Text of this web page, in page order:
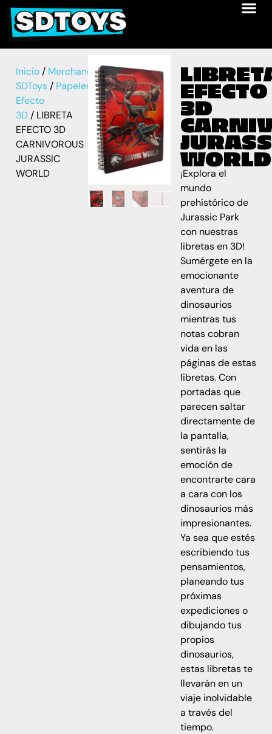
Inicio / Merchandise
SDToys / Papelería/Libreta
Efecto
3D / LIBRETA
EFECTO 3D
CARNIVOROUS
JURASSIC
WORLD
EFECTO
3D
WORLD
¡Explora el
mundo
prehistórico de
Jurassic Park
con nuestras
libretas en 3D!
Sumérgete en la
emocionante
aventura de
dinosaurios
mientras tus
notas cobran
vida en las
páginas de estas
libretas. Con
portadas que
parecen saltar
directamente de
la pantalla,
sentirás la
emoción de
encontrarte cara
a cara con los
dinosaurios más
impresionantes.
Ya sea que estés
escribiendo tus
pensamientos,
planeando tus
próximas
expediciones o
dibujando tus
propios
dinosaurios,
estas libretas te
llevarán en un
viaje inolvidable
a través del
tiempo.